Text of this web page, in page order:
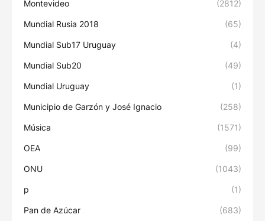
Montevideo (2812)
Mundial Rusia 2018 (65)
Mundial Sub17 Uruguay (4)
Mundial Sub20 (49)
Mundial Uruguay (1)
Municipio de Garzón y José Ignacio (258)
Música (1571)
OEA (99)
ONU (1043)
p (1)
Pan de Azúcar (683)